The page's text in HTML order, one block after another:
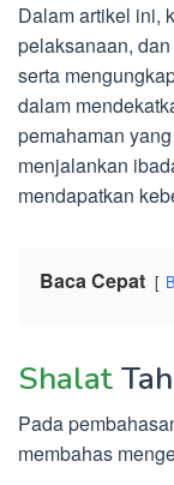
Dalam artikel ini,
pelaksanaan,
serta
dalam
pemahaman
menjalankan
mendapatkan
Baca Cepat
Shalat
Pada
membahas